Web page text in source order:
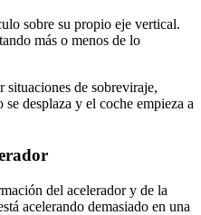
sobre su propio eje vertical.
más o menos de lo
situaciones de sobreviraje,
desplaza y el coche empieza a
del acelerador y de la
acelerando demasiado en una